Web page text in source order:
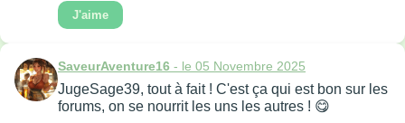
J'aime
SaveurAventure16 - le 05 Novembre 2025
JugeSage39, tout à fait ! C'est ça qui est bon sur les
forums, on se nourrit les uns les autres ! 😋